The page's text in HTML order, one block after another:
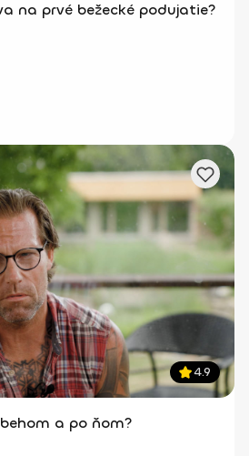
na prvé bežecké podujatie?
4.9
a po ňom?